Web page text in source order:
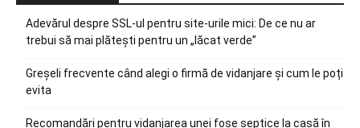
Adevărul despre SSL-ul pentru site-urile mici: De ce nu ar
trebui să mai plătești pentru un „lăcat verde”
Greșeli frecvente când alegi o firmă de vidanjare și cum le poți
evita
Recomandări pentru vidanjarea unei fose septice la casă în